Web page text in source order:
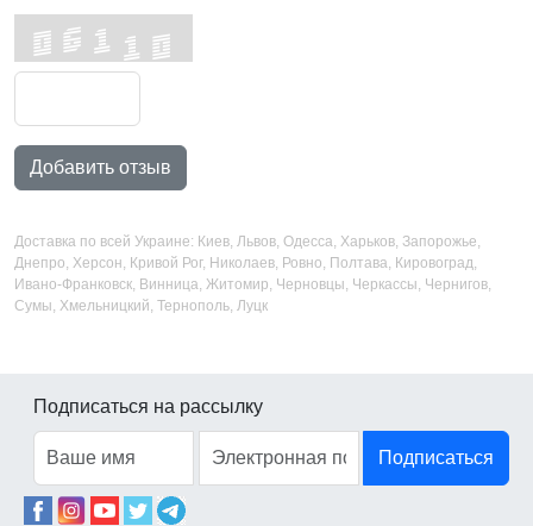
Добавить отзыв
Доставка по всей Украине: Киев, Львов, Одесса, Харьков, Запорожье,
Днепро, Херсон, Кривой Рог, Николаев, Ровно, Полтава, Кировоград,
Ивано-Франковск, Винница, Житомир, Черновцы, Черкассы, Чернигов,
Сумы, Хмельницкий, Тернополь, Луцк
Подписаться на рассылку
Подписаться